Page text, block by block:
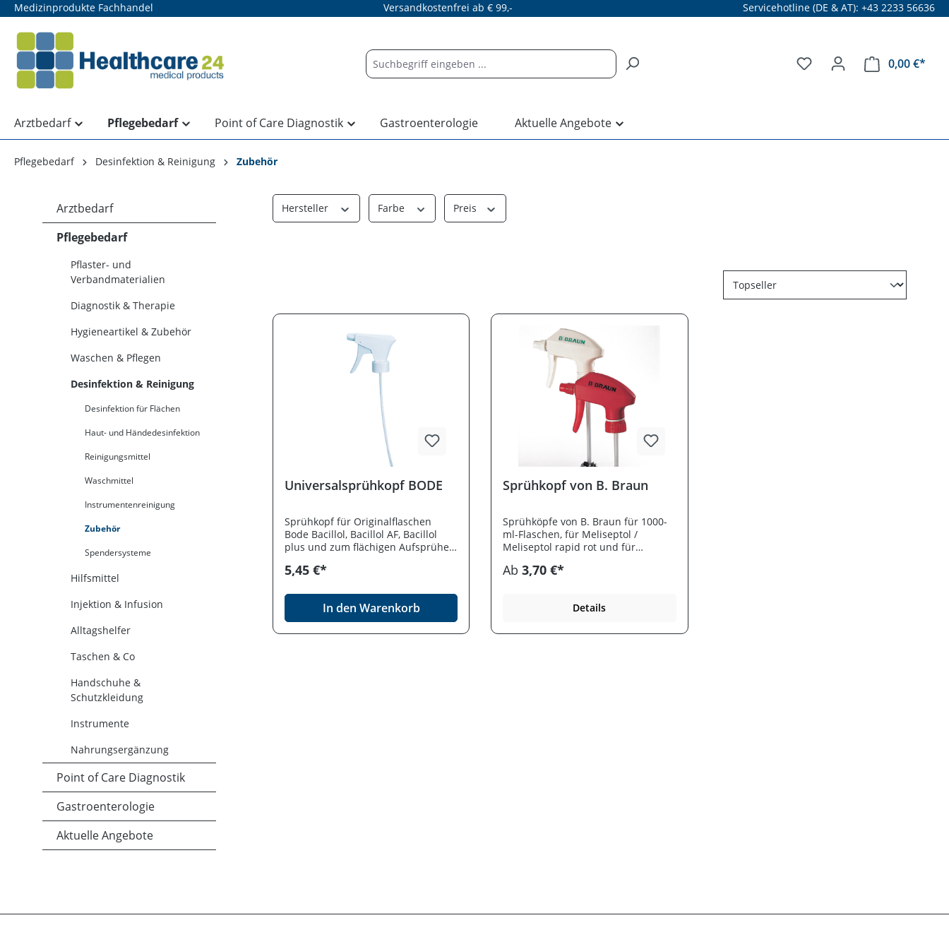
Zur Hauptnavigation springen
Medizinprodukte Fachhandel Versandkostenfrei ab € 99,- Servicehotline (DE & AT): +43 2233 56636
0,00 €*
Arztbedarf Pflegebedarf Point of Care Diagnostik Gastroenterologie Aktuelle Angebote
Pflegebedarf Desinfektion & Reinigung Zubehör
Arztbedarf
Pflegebedarf
Pflaster- und
Verbandmaterialien
Diagnostik & Therapie
Hygieneartikel & Zubehör
Waschen & Pflegen
Desinfektion & Reinigung
Desinfektion für Flächen
Haut- und Händedesinfektion
Reinigungsmittel
Waschmittel
Instrumentenreinigung
Zubehör
Spendersysteme
Hilfsmittel
Injektion & Infusion
Alltagshelfer
Taschen & Co
Handschuhe &
Schutzkleidung
Instrumente
Nahrungsergänzung
Point of Care Diagnostik
Gastroenterologie
Aktuelle Angebote
Hersteller Farbe Preis
Universalsprühkopf BODE
Sprühkopf für Originalflaschen
Bode Bacillol, Bacillol AF, Bacillol
plus und zum flächigen Aufsprühen
5,45 €*
In den Warenkorb
Sprühkopf von B. Braun
Sprühköpfe von B. Braun für 1000-
ml-Flaschen, für Meliseptol /
Meliseptol rapid rot und für
Ab3,70 €*
Details